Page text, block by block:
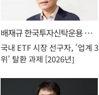
배재규 한국투자신탁운용 대
표이사 사장
국내 ETF 시장 선구자, '업계 3
위' 탈환 과제 [2026년]